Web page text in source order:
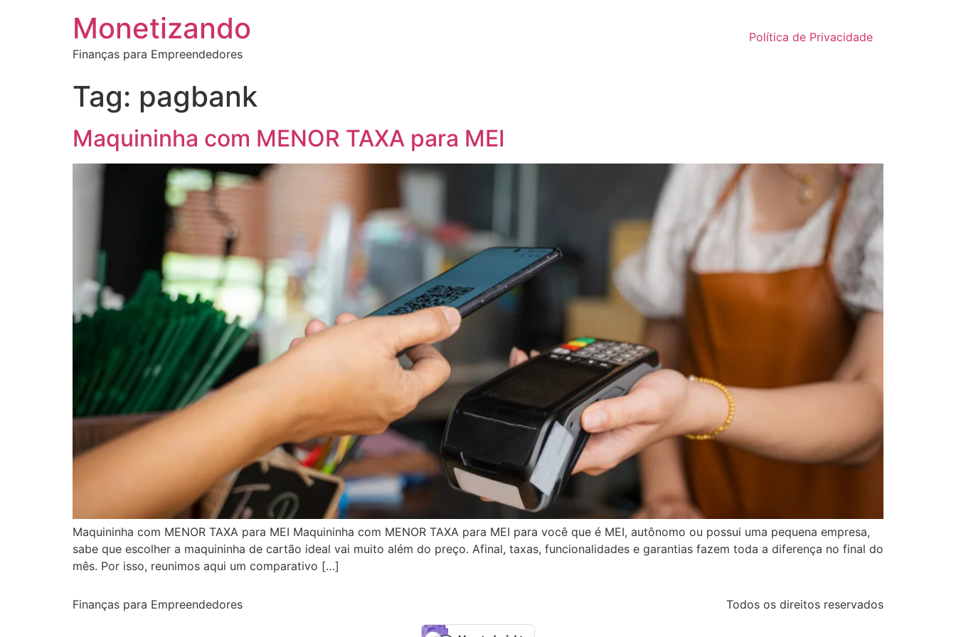
Monetizando
Finanças para Empreendedores
Política de Privacidade
Tag: pagbank
Maquininha com MENOR TAXA para MEI
Maquininha com MENOR TAXA para MEI Maquininha com MENOR TAXA para MEI para você que é MEI, autônomo ou possui uma pequena empresa,
sabe que escolher a maquininha de cartão ideal vai muito além do preço. Afinal, taxas, funcionalidades e garantias fazem toda a diferença no final do
mês. Por isso, reunimos aqui um comparativo […]
Finanças para Empreendedores Todos os direitos reservados